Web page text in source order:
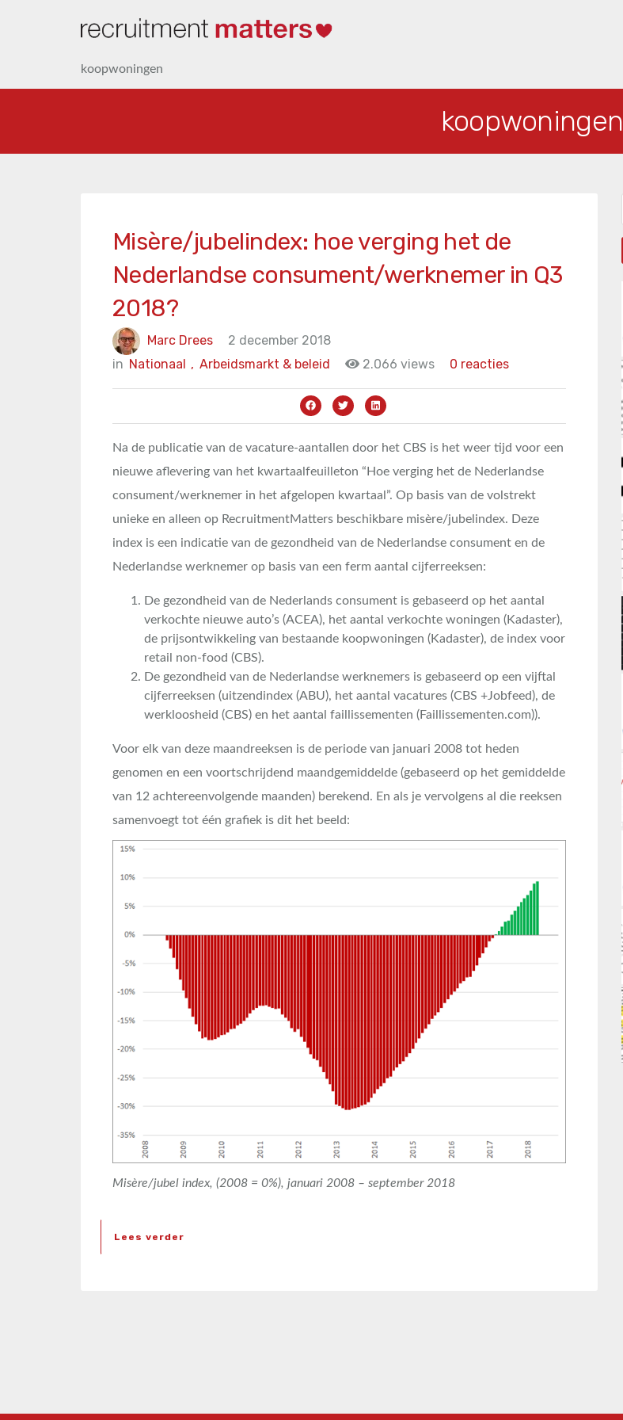
koopwoningen
koopwoningen
Misère/jubelindex: hoe verging het de
Nederlandse consument/werknemer in Q3
2018?
Marc Drees
2 december 2018
in
Arbeidsmarkt & beleid
Nationaal , 2.066 views 0 reacties
Na de publicatie van de vacature-aantallen door het CBS is het weer tijd voor een
nieuwe aflevering van het kwartaalfeuilleton “Hoe verging het de Nederlandse
consument/werknemer in het afgelopen kwartaal”. Op basis van de volstrekt
unieke en alleen op RecruitmentMatters beschikbare misère/jubelindex. Deze
index is een indicatie van de gezondheid van de Nederlandse consument en de
Nederlandse werknemer op basis van een ferm aantal cijferreeksen:
De gezondheid van de Nederlands consument is gebaseerd op het aantal
verkochte nieuwe auto’s (ACEA), het aantal verkochte woningen (Kadaster),
de prijsontwikkeling van bestaande koopwoningen (Kadaster), de index voor
retail non-food (CBS).
De gezondheid van de Nederlandse werknemers is gebaseerd op een vijftal
cijferreeksen (uitzendindex (ABU), het aantal vacatures (CBS +Jobfeed), de
werkloosheid (CBS) en het aantal faillissementen (Faillissementen.com)).
Voor elk van deze maandreeksen is de periode van januari 2008 tot heden
genomen en een voortschrijdend maandgemiddelde (gebaseerd op het gemiddelde
van 12 achtereenvolgende maanden) berekend. En als je vervolgens al die reeksen
samenvoegt tot één grafiek is dit het beeld:
Misère/jubel index, (2008 = 0%), januari 2008 – september 2018
Lees verder